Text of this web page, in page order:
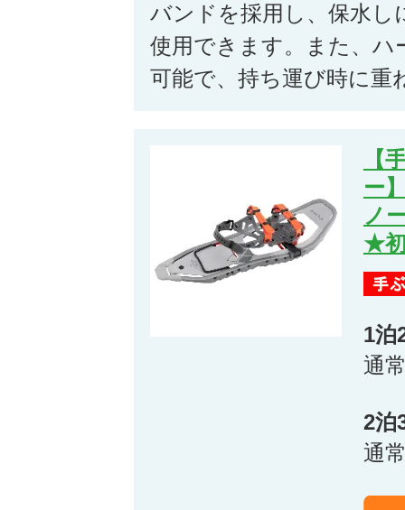
バンドを採用し、保水し
使用できます。また、
可能で、持ち運び時に重
【
ー
ノ
★
1泊
通
2泊
通